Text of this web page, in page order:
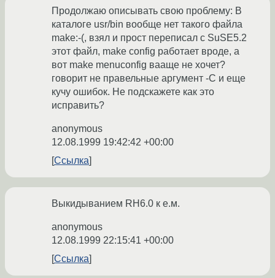
Продолжаю описывать свою проблему: В
каталоге usr/bin вообще нет такого файла
make:-(, взял и прост переписал с SuSE5.2
этот файл, make config работает вроде, а
вот make menuconfig вааще не хочет?
говорит не правельные аргумент -C и еще
кучу ошибок. Не подскажете как это
исправить?
anonymous
12.08.1999 19:42:42 +00:00
Ссылка
Выкидыванием RH6.0 к е.м.
anonymous
12.08.1999 22:15:41 +00:00
Ссылка